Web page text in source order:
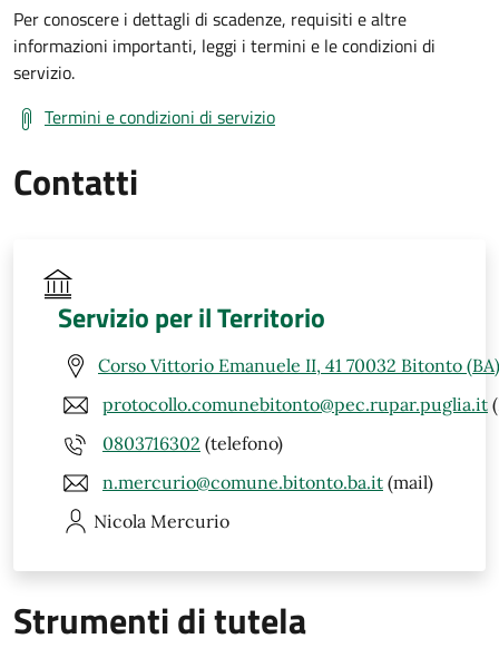
Per conoscere i dettagli di scadenze, requisiti e altre
informazioni importanti, leggi i termini e le condizioni di
servizio.
Termini e condizioni di servizio
Contatti
Servizio per il Territorio
Corso Vittorio Emanuele II, 41 70032 Bitonto (BA)
protocollo.comunebitonto@pec.rupar.puglia.it
0803716302 (telefono)
n.mercurio@comune.bitonto.ba.it (mail)
Nicola Mercurio
Strumenti di tutela